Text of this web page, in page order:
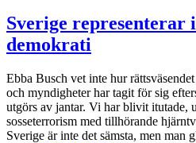
Sverige representerar
demokrati
Ebba Busch vet inte hur
och myndigheter har tagit för sig
utgörs av jantar. Vi har blivit itutade,
sosseterrorism med tillhörande
Sverige är inte det sämsta, men man